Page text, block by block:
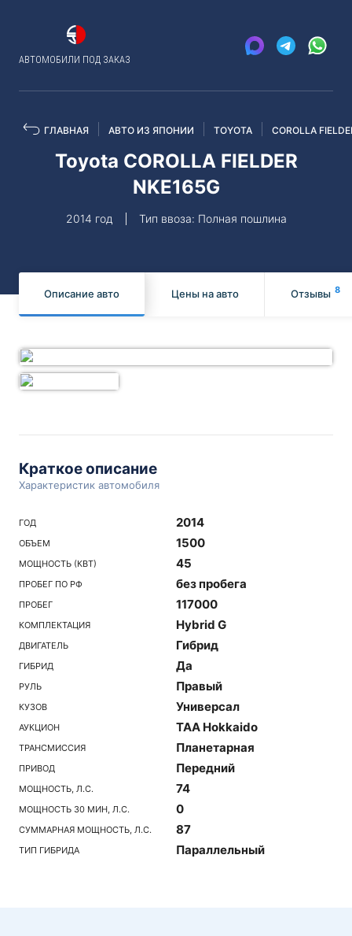
АВТОМОБИЛИ ПОД ЗАКАЗ
ГЛАВНАЯ АВТО ИЗ ЯПОНИИ TOYOTA COROLLA
Toyota COROLLA FIELDER
NKE165G
2014 год Тип ввоза: Полная пошлина
Описание авто Цены на авто Отзывы 8
Краткое описание
Характеристик автомобиля
ГОД 2014
ОБЪЕМ 1500
МОЩНОСТЬ (КВТ) 45
ПРОБЕГ ПО РФ без пробега
ПРОБЕГ 117000
КОМПЛЕКТАЦИЯ Hybrid G
ДВИГАТЕЛЬ Гибрид
ГИБРИД Да
РУЛЬ Правый
КУЗОВ Универсал
АУКЦИОН TAA Hokkaido
ТРАНСМИССИЯ Планетарная
ПРИВОД Передний
МОЩНОСТЬ, Л.С. 74
МОЩНОСТЬ 30 МИН, Л.С. 0
СУММАРНАЯ МОЩНОСТЬ, Л.С. 87
ТИП ГИБРИДА Параллельный